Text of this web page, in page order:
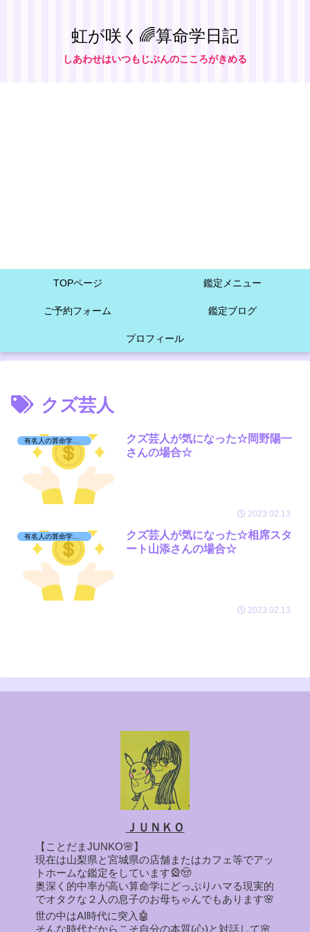
虹が咲く🌈算命学日記
しあわせはいつもじぶんのこころがきめる
TOPページ 鑑定メニュー
ご予約フォーム 鑑定ブログ
プロフィール
クズ芸人
有名人の算命学日記☆
クズ芸人が気になった☆岡野陽一
さんの場合☆
2023.02.13
有名人の算命学日記☆
クズ芸人が気になった☆相席スタ
ート山添さんの場合☆
2023.02.13
ＪＵＮＫＯ
【ことだまJUNKO🌸】
現在は山梨県と宮城県の店舗またはカフェ等でアッ
トホームな鑑定をしています🎡🤠
奥深く的中率が高い算命学にどっぷりハマる現実的
でオタクな２人の息子のお母ちゃんでもあります🌸
世の中はAI時代に突入🤖
そんな時代だからこそ自分の本質(心)と対話して🌸